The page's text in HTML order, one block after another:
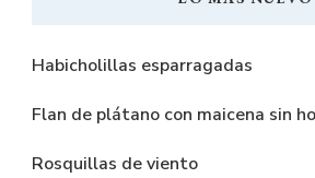
Habicholillas esparragadas
Flan de plátano con maicena sin
Rosquillas de viento